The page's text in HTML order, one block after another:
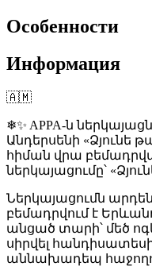
Особенности
Информация
🇦🇲
❄✨ APPA-ն
Անդերսենի «Ձյունե
հիման վրա
ներկայացումը՝
Ներկայացումն
բեմադրվում է
անցած տարի՝ մեծ
սիրվել հանդիսատեսի
աննախադեպ